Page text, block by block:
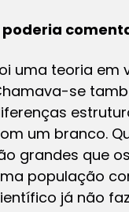
poderia
uma teoria em
se
um branco.
grandes que
população
já não